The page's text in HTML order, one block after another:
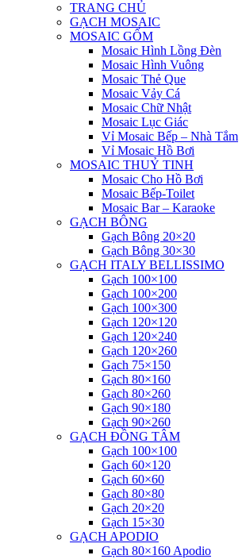
TRANG CHỦ
GẠCH MOSAIC
MOSAIC GỐM
Mosaic Hình Lồng Đèn
Mosaic Hình Vuông
Mosaic Thẻ Que
Mosaic Vảy Cá
Mosaic Chữ Nhật
Mosaic Lục Giác
Vỉ Mosaic Bếp – Nhà Tắm
Vỉ Mosaic Hồ Bơi
MOSAIC THUỶ TINH
Mosaic Cho Hồ Bơi
Mosaic Bếp-Toilet
Mosaic Bar – Karaoke
GẠCH BÔNG
Gạch Bông 20×20
Gạch Bông 30×30
GẠCH ITALY BELLISSIMO
Gạch 100×100
Gạch 100×200
Gạch 100×300
Gạch 120×120
Gạch 120×240
Gạch 120×260
Gạch 75×150
Gạch 80×160
Gạch 80×260
Gạch 90×180
Gạch 90×260
GẠCH ĐỒNG TÂM
Gạch 100×100
Gạch 60×120
Gạch 60×60
Gạch 80×80
Gạch 20×20
Gạch 15×30
GẠCH APODIO
Gạch 80×160 Apodio